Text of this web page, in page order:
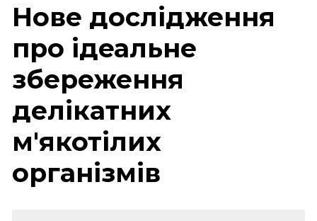
Нове дослідження
про ідеальне
збереження
делікатних
м'якотілих
організмів